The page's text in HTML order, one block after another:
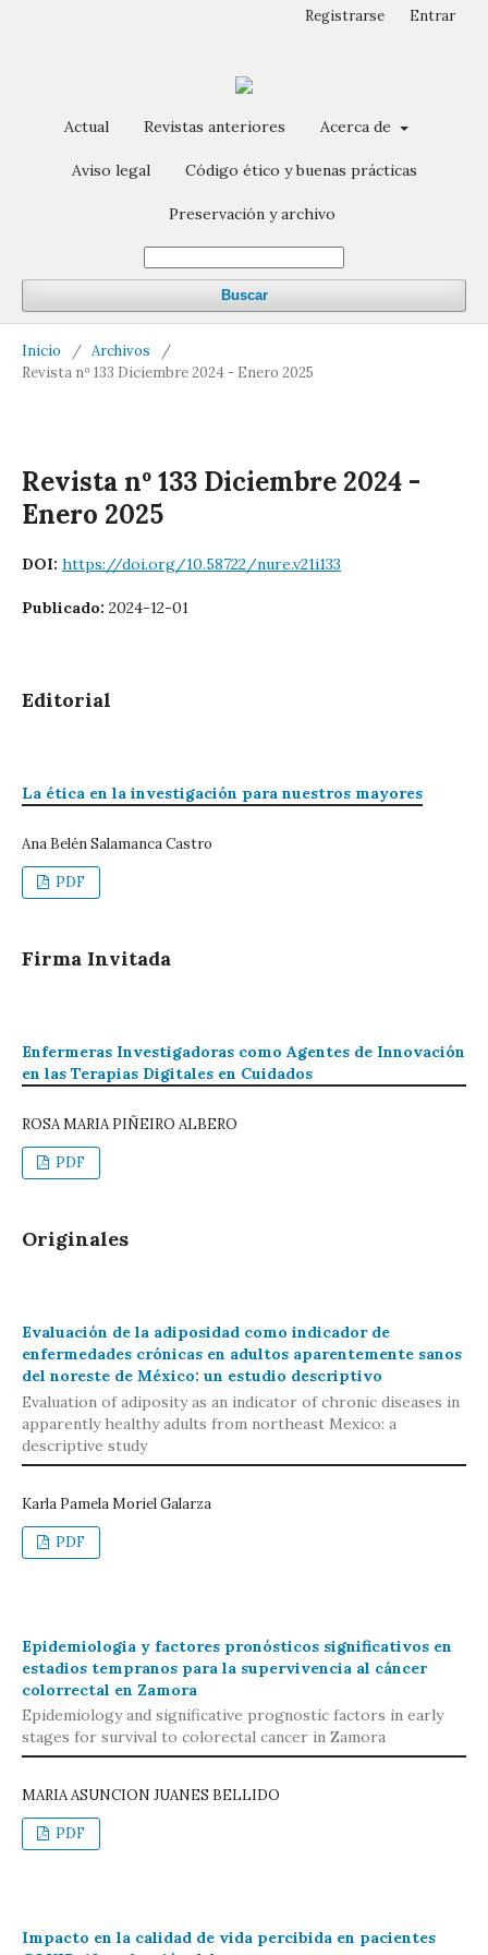
Actual Revistas anteriores Acerca de
Aviso legal Código ético y buenas prácticas
Preservación y archivo
Buscar
Registrarse Entrar
Inicio / Archivos
/
Revista nº 133 Diciembre 2024 - Enero 2025
Revista nº 133 Diciembre 2024 -
Enero 2025
DOI: https://doi.org/10.58722/nure.v21i133
Publicado: 2024-12-01
Editorial
La ética en la investigación para nuestros mayores
Ana Belén Salamanca Castro
PDF
Firma Invitada
Enfermeras Investigadoras como Agentes de Innovación
en las Terapias Digitales en Cuidados
ROSA MARIA PIÑEIRO ALBERO
PDF
Originales
Evaluación de la adiposidad como indicador de
enfermedades crónicas en adultos aparentemente sanos
del noreste de México: un estudio descriptivo
Evaluation of adiposity as an indicator of chronic diseases in
apparently healthy adults from northeast Mexico: a
descriptive study
Karla Pamela Moriel Galarza
PDF
Epidemiologia y factores pronósticos significativos en
estadios tempranos para la supervivencia al cáncer
colorrectal en Zamora
Epidemiology and significative prognostic factors in early
stages for survival to colorectal cancer in Zamora
MARIA ASUNCION JUANES BELLIDO
PDF
Impacto en la calidad de vida percibida en pacientes